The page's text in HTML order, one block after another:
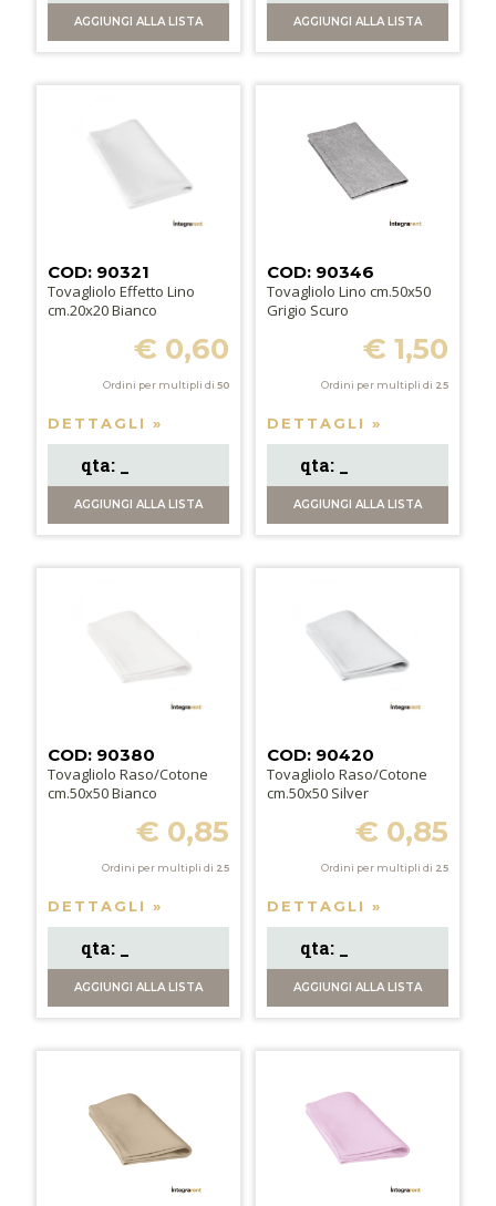
AGGIUNGIALLA LISTA AGGIUNGI ALLA LISTA
COD: 90321
Tovagliolo Effetto Lino
cm.20x20 Bianco
€ 0,60
Ordini per multipli di 50
DETTAGLI »
AGGIUNGIALLA LISTA
COD: 90346
Tovagliolo Lino cm.50x50
Grigio Scuro
€ 1,50
Ordini per multipli di 25
DETTAGLI »
AGGIUNGI ALLA LISTA
COD: 90380
Tovagliolo Raso/Cotone
cm.50x50 Bianco
€ 0,85
Ordini per multipli di 25
DETTAGLI »
AGGIUNGIALLA LISTA
COD: 90420
Tovagliolo Raso/Cotone
cm.50x50 Silver
€ 0,85
Ordini per multipli di 25
DETTAGLI »
AGGIUNGI ALLA LISTA